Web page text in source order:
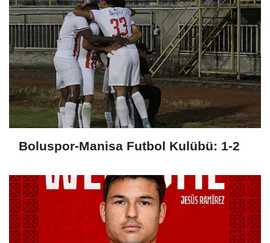
Boluspor-Manisa Futbol Kulübü: 1-2